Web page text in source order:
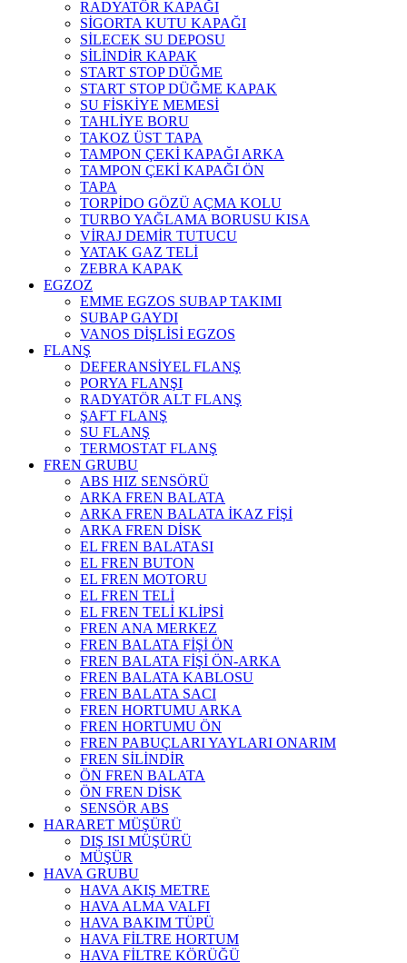
RADYATÖR KAPAĞI
SİGORTA KUTU KAPAĞI
SİLECEK SU DEPOSU
SİLİNDİR KAPAK
START STOP DÜĞME
START STOP DÜĞME KAPAK
SU FİSKİYE MEMESİ
TAHLİYE BORU
TAKOZ ÜST TAPA
TAMPON ÇEKİ KAPAĞI ARKA
TAMPON ÇEKİ KAPAĞI ÖN
TAPA
TORPİDO GÖZÜ AÇMA KOLU
TURBO YAĞLAMA BORUSU KISA
VİRAJ DEMİR TUTUCU
YATAK GAZ TELİ
ZEBRA KAPAK
EGZOZ
EMME EGZOS SUBAP TAKIMI
SUBAP GAYDI
VANOS DİŞLİSİ EGZOS
FLANŞ
DEFERANSİYEL FLANŞ
PORYA FLANŞI
RADYATÖR ALT FLANŞ
ŞAFT FLANŞ
SU FLANŞ
TERMOSTAT FLANŞ
FREN GRUBU
ABS HIZ SENSÖRÜ
ARKA FREN BALATA
ARKA FREN BALATA İKAZ FİŞİ
ARKA FREN DİSK
EL FREN BALATASI
EL FREN BUTON
EL FREN MOTORU
EL FREN TELİ
EL FREN TELİ KLİPSİ
FREN ANA MERKEZ
FREN BALATA FİŞİ ÖN
FREN BALATA FİŞİ ÖN-ARKA
FREN BALATA KABLOSU
FREN BALATA SACI
FREN HORTUMU ARKA
FREN HORTUMU ÖN
FREN PABUÇLARI YAYLARI ONARIM
FREN SİLİNDİR
ÖN FREN BALATA
ÖN FREN DİSK
SENSÖR ABS
HARARET MÜŞÜRÜ
DIŞ ISI MÜŞÜRÜ
MÜŞÜR
HAVA GRUBU
HAVA AKIŞ METRE
HAVA ALMA VALFI
HAVA BAKIM TÜPÜ
HAVA FİLTRE HORTUM
HAVA FİLTRE KÖRÜĞÜ